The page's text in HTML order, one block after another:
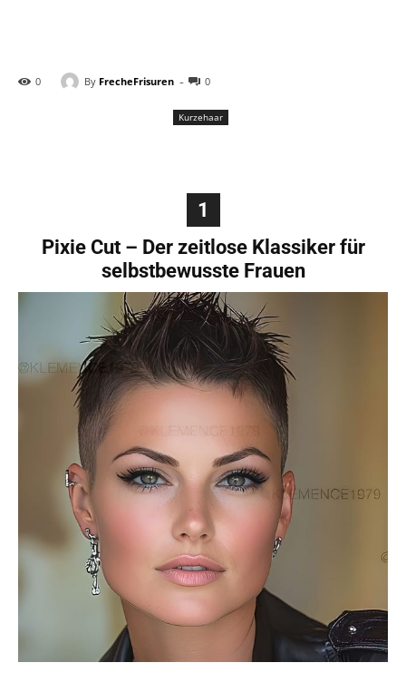
0 By FrecheFrisuren - 0
Kurzehaar
1
Pixie Cut – Der zeitlose Klassiker für
selbstbewusste Frauen